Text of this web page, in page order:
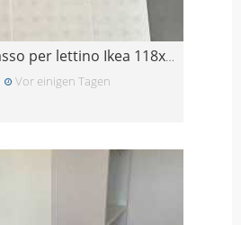
Regalo materasso per lettino Ikea 118x60
Vor einigen Tagen